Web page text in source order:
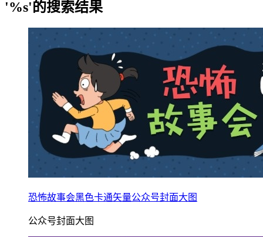
'%s'的搜索结果
恐怖故事会黑色卡通矢量公众号封面大图
公众号封面大图